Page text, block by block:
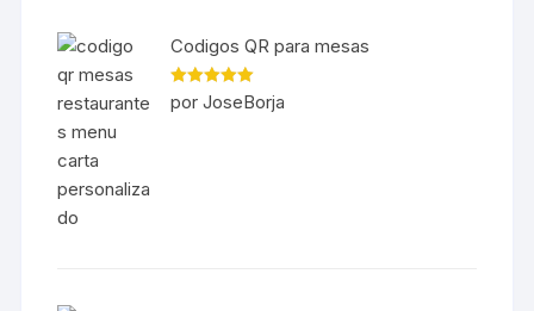
Codigos QR para mesas
Valorado en
5 de 5
por JoseBorja